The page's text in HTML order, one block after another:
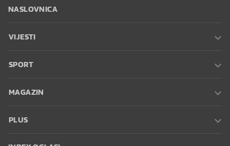
NASLOVNICA
VIJESTI
SPORT
MAGAZIN
PLUS